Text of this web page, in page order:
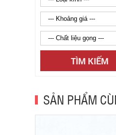
TÌM KIẾM
SẢN PHẨM